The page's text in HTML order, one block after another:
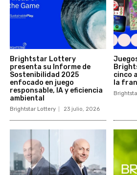
Brightstar Lottery
presenta su Informe de
Sostenibilidad 2025
enfocado en juego
responsable, IA y eficiencia
ambiental
Brightstar Lottery 23 julio, 2026
cinco
la